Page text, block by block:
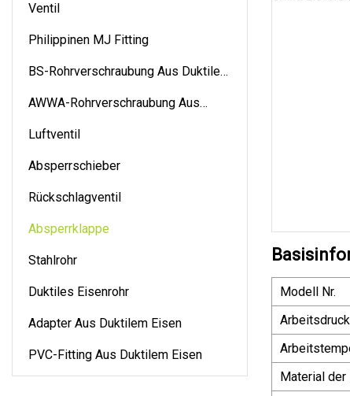
Ventil
Philippinen MJ Fitting
BS-Rohrverschraubung Aus Duktilem
AWWA-Rohrverschraubung Aus
Luftventil
Absperrschieber
Rückschlagventil
Absperrklappe
Stahlrohr
Duktiles Eisenrohr
Adapter Aus Duktilem Eisen
PVC-Fitting Aus Duktilem Eisen
Modell Nr.
Arbeitsdruck
Material der